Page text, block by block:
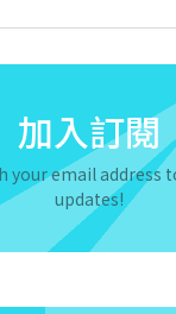
加入訂閱
your email address
updates!